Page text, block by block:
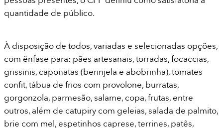
quantidade de público.
À disposição de todos, variadas e selecionadas opções,
com ênfase para: pães artesanais, torradas, focaccias,
grissinis, caponatas (berinjela e abobrinha), tomates
confit, tábua de frios com provolone, burratas,
gorgonzola, parmesão, salame, copa, frutas, entre
outros, além de catupiry com geleias, salada de palmito,
brie com mel, espetinhos caprese, terrines, patês,